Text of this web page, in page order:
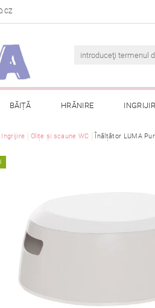
BĂIȚĂ HRĂNIRE
TERMENI ȘI CONDIȚII
Ingrijire Olițe și scaune WC Înălțător LUMA